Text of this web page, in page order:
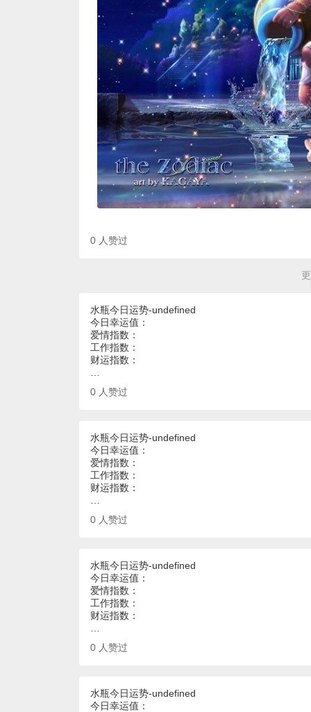
0 人赞过
水瓶今日运势-undefined
今日幸运值：
爱情指数：
工作指数：
财运指数：
0 人赞过
水瓶今日运势-undefined
今日幸运值：
爱情指数：
工作指数：
财运指数：
0 人赞过
水瓶今日运势-undefined
今日幸运值：
爱情指数：
工作指数：
财运指数：
0 人赞过
水瓶今日运势-undefined
今日幸运值：